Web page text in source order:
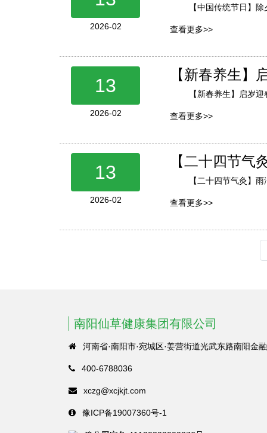
2026-02
【中国传统节日】
查看更多>>
13
2026-02
【新春养生】
【新春养生】启岁
查看更多>>
13
2026-02
【二十四节
【二十四节气灸】
查看更多>>
南阳仙草健康集团有限公司
河南省·南阳市·宛城区·姜营街道光武东路南阳金
400-6788036
xczg@xcjkjt.com
豫ICP备19007360号-1